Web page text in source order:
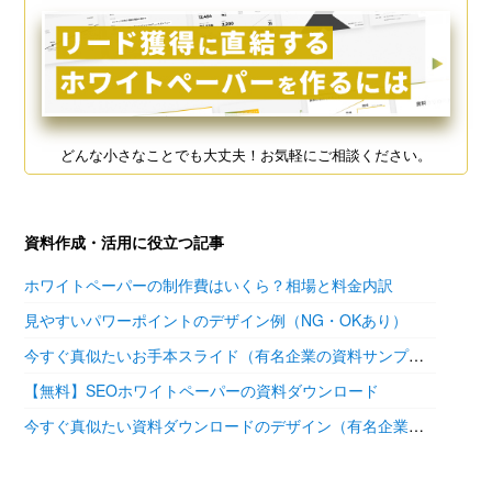
どんな小さなことでも大丈夫！お気軽にご相談ください。
資料作成・活用に役立つ記事
ホワイトペーパーの制作費はいくら？相場と料金内訳
見やすいパワーポイントのデザイン例（NG・OKあり）
今すぐ真似たいお手本スライド（有名企業の資料サンプル11選）
【無料】SEOホワイトペーパーの資料ダウンロード
今すぐ真似たい資料ダウンロードのデザイン（有名企業の参考あり）